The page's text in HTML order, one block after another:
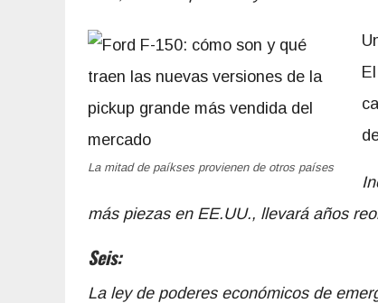
La mitad de paíkses provienen de otros países
más piezas en EE.UU., llevará años
Seis:
La ley de poderes económicos de